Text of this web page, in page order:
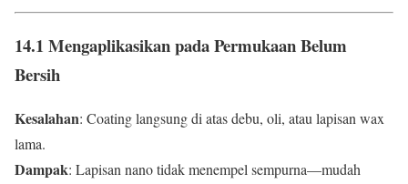
14.1 Mengaplikasikan pada Permukaan Belum
Bersih
Kesalahan: Coating langsung di atas debu, oli, atau lapisan wax
lama.
Dampak: Lapisan nano tidak menempel sempurna—mudah